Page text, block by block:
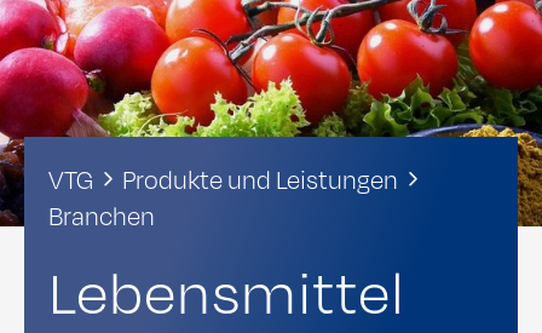
VTG
Produkte und Leistungen
Branchen
Lebensmittel